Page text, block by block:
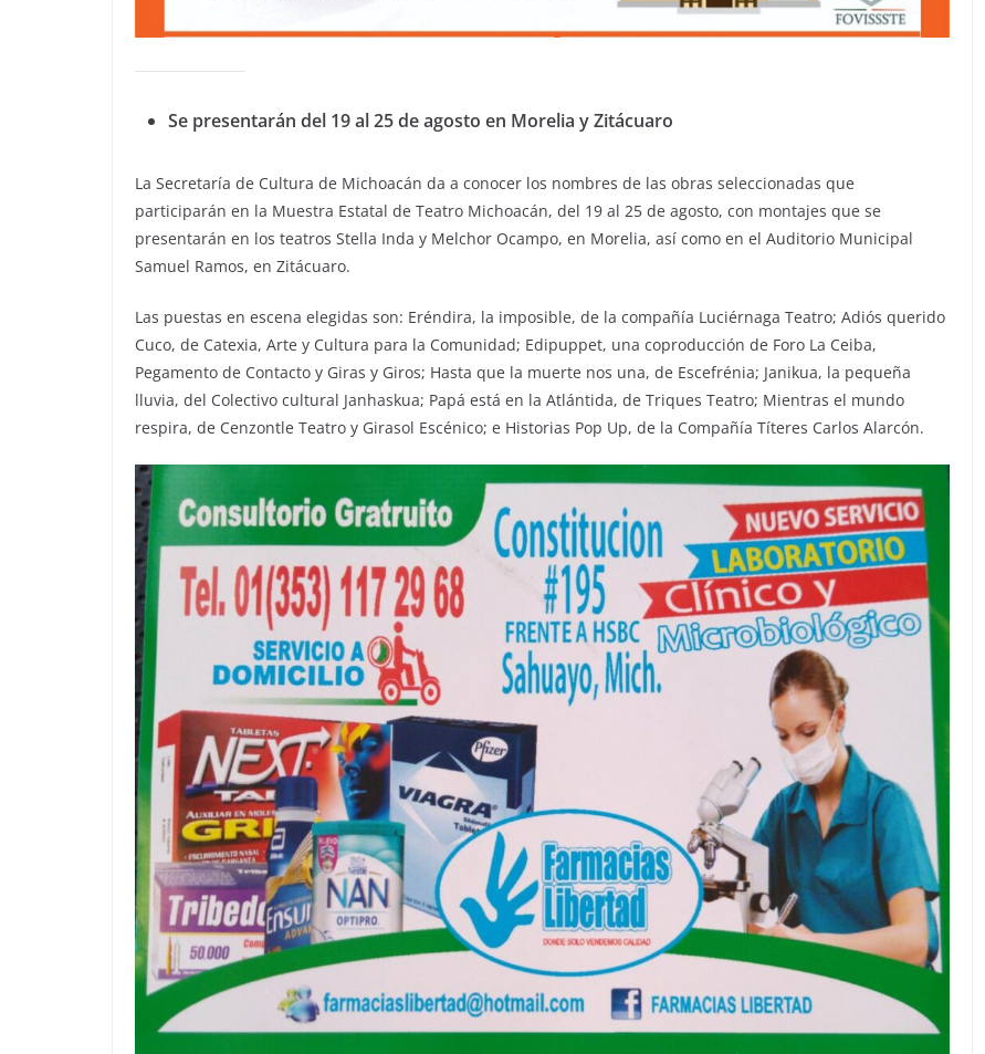
Se presentarán del 19 al 25 de agosto en Morelia y Zitácuaro
La Secretaría de Cultura de Michoacán da a conocer los nombres de las obras seleccionadas que
participarán en la Muestra Estatal de Teatro Michoacán, del 19 al 25 de agosto, con montajes que se
presentarán en los teatros Stella Inda y Melchor Ocampo, en Morelia, así como en el Auditorio Municipal
Samuel Ramos, en Zitácuaro.
Las puestas en escena elegidas son: Eréndira, la imposible, de la compañía Luciérnaga Teatro; Adiós querido
Cuco, de Catexia, Arte y Cultura para la Comunidad; Edipuppet, una coproducción de Foro La Ceiba,
Pegamento de Contacto y Giras y Giros; Hasta que la muerte nos una, de Escefrénia; Janikua, la pequeña
lluvia, del Colectivo cultural Janhaskua; Papá está en la Atlántida, de Triques Teatro; Mientras el mundo
respira, de Cenzontle Teatro y Girasol Escénico; e Historias Pop Up, de la Compañía Títeres Carlos Alarcón.